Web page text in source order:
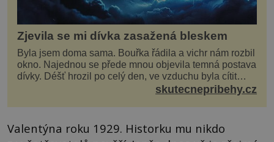
Zjevila se mi dívka zasažená bleskem
Byla jsem doma sama. Bouřka řádila a vichr nám rozbil
okno. Najednou se přede mnou objevila temná postava
dívky. Déšť hrozil po celý den, ve vzduchu byla cítit
bouřka. Do topolů před domem se opřel ví...skutecnepribehy.cz
Valentýna roku 1929. Historku mu nikdo